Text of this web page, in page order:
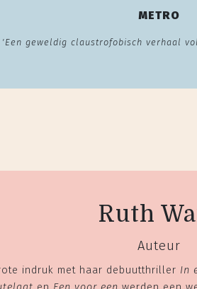
METRO
'Een geweldig claustrofobisch verhaal
Ruth
Auteur
indruk met haar debuutthriller In